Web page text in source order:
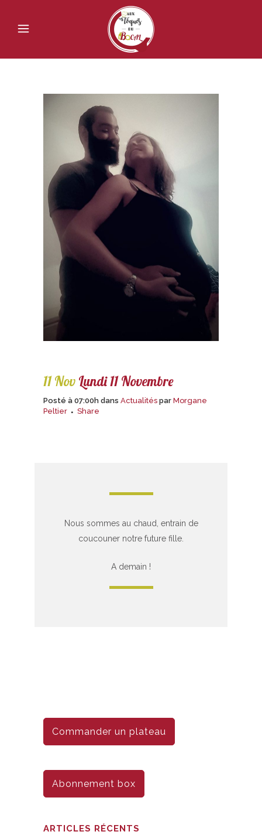
11 Nov Lundi 11 Novembre
Posté à 07:00h dans Actualités par Morgane
Peltier
Share
Nous sommes au chaud, entrain de
coucouner notre future fille.
A demain !
Commander un plateau
Abonnement box
ARTICLES RÉCENTS